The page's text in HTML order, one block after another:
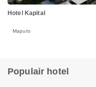
Hotel Kapital
Maputo
Populair hotel